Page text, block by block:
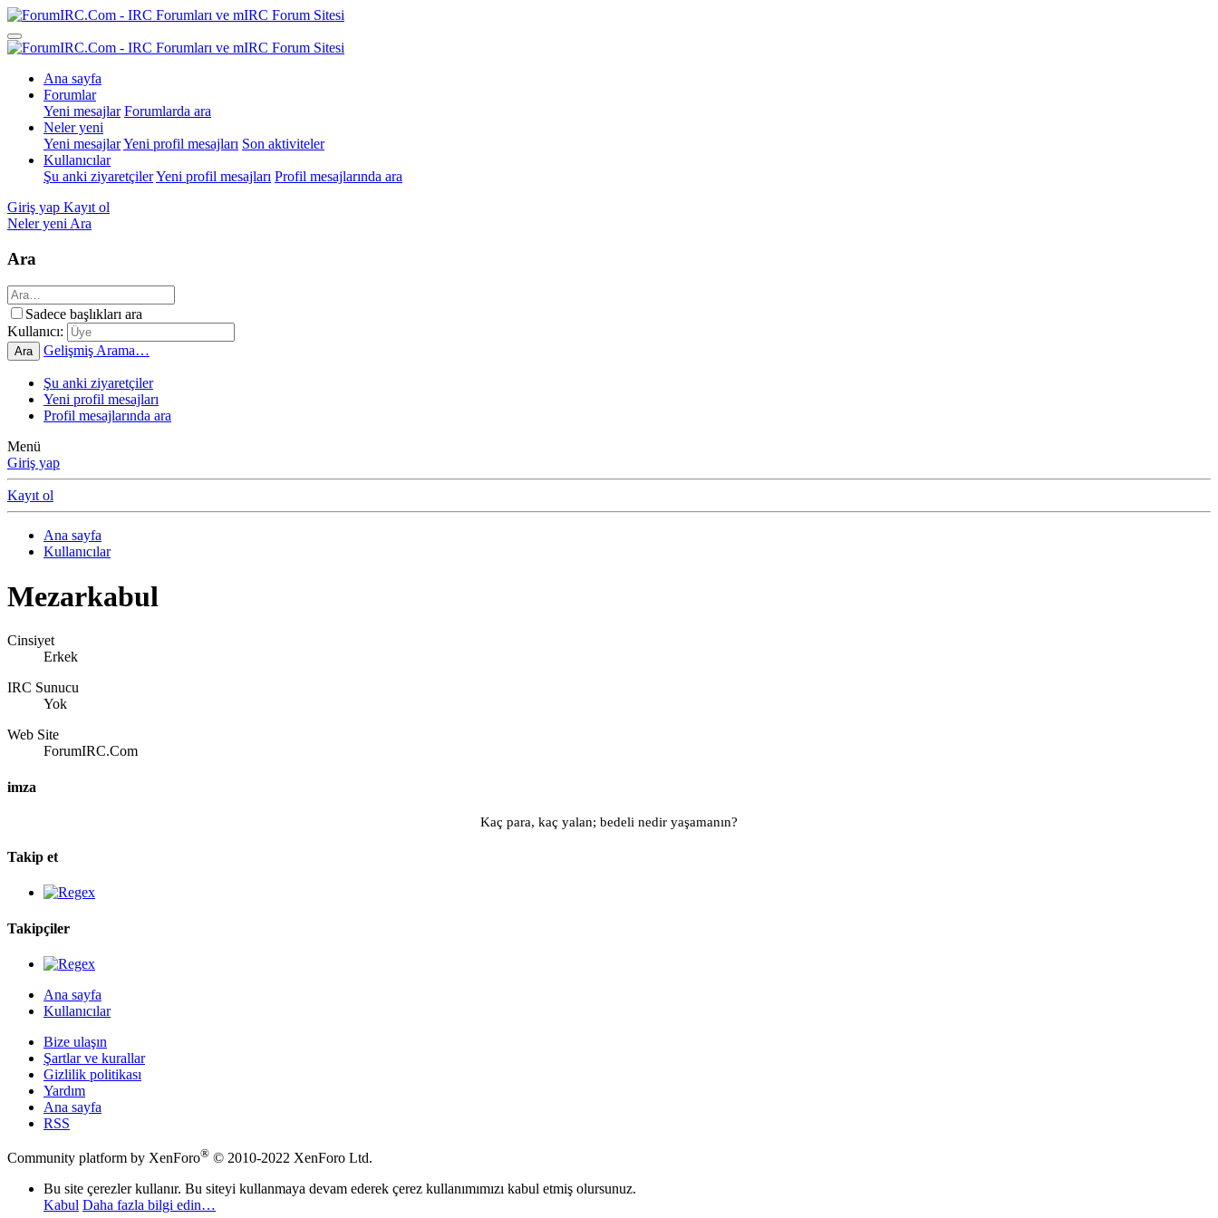
Ana sayfa
Forumlar
Yeni mesajlar Forumlarda ara
Neler yeni
Yeni mesajlarYeni profil mesajları Son aktiviteler
Kullanıcılar
Şu anki ziyaretçilerYeni profil mesajları Profil mesajlarında ara
Giriş yap Kayıt ol
Neler yeni Ara
Ara
Sadece başlıkları ara
Kullanıcı:
Ara Gelişmiş Arama…
Şu anki ziyaretçiler
Yeni profil mesajları
Profil mesajlarında ara
Menü
Giriş yap
Kayıt ol
Ana sayfa
Kullanıcılar
Mezarkabul
Cinsiyet
Erkek
IRC Sunucu
Yok
Web Site
ForumIRC.Com
imza
Kaç para, kaç yalan; bedeli nedir yaşamanın?​
Takip et
Takipçiler
Ana sayfa
Kullanıcılar
Bize ulaşın
Şartlar ve kurallar
Gizlilik politikası
Yardım
Ana sayfa
RSS
Community platform by XenForo® © 2010-2022 XenForo Ltd.
Bu site çerezler kullanır. Bu siteyi kullanmaya devam ederek çerez kullanımımızı kabul etmiş olursunuz.
Kabul Daha fazla bilgi edin…